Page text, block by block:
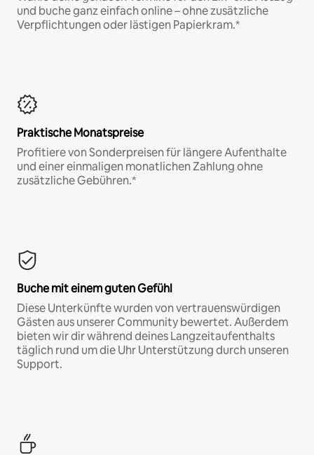
und buche ganz einfach online – ohne zusätzliche
Verpflichtungen oder lästigen Papierkram.*
Praktische Monatspreise
Profitiere von Sonderpreisen für längere Aufenthalte
und einer einmaligen monatlichen Zahlung ohne
zusätzliche Gebühren.*
Buche mit einem guten Gefühl
Diese Unterkünfte wurden von vertrauenswürdigen
Gästen aus unserer Community bewertet. Außerdem
bieten wir dir während deines Langzeitaufenthalts
täglich rund um die Uhr Unterstützung durch unseren
Support.